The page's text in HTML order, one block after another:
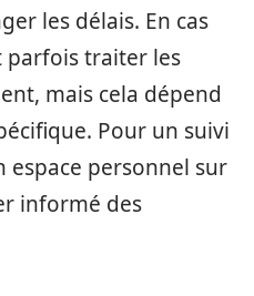
les délais. En cas
parfois traiter les
mais cela dépend
Pour un suivi
espace personnel sur
informé des